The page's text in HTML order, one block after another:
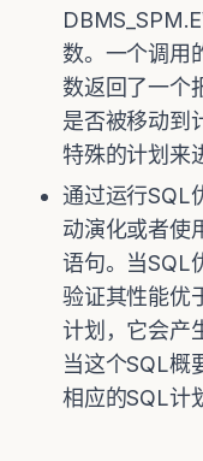
数。一个调用
数返回了一个
是否被移动到
特殊的计划来
通过运行SQL
动演化或者使
语句。当SQL
验证其性能优
计划，它会产
当这个SQL概
相应的SQL计